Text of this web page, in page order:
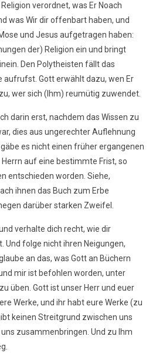
verordnet, was Er Noach
was Wir dir offenbart haben, und
und Jesus aufgetragen haben:
der) Religion ein und bringt
Den Polytheisten fällt das
aufrufst. Gott erwählt dazu, wen Er
wer sich (Ihm) reumütig zuwendet.
darin erst, nachdem das Wissen zu
dies aus ungerechter Auflehnung
es nicht einen früher ergangenen
auf eine bestimmte Frist, so
entschieden worden. Siehe,
ihnen das Buch zum Erbe
darüber starken Zweifel.
verhalte dich recht, wie dir
Und folge nicht ihren Neigungen,
an das, was Gott an Büchern
mir ist befohlen worden, unter
üben. Gott ist unser Herr und euer
Werke, und ihr habt eure Werke (zu
keinen Streitgrund zwischen uns
zusammenbringen. Und zu Ihm